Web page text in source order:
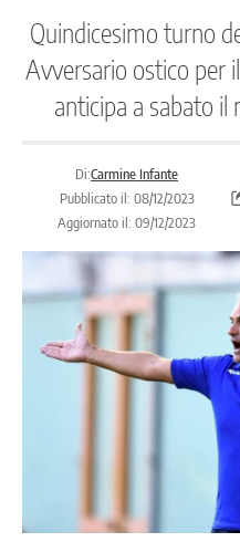
Quindicesimo turno
Avversario ostico per
anticipa a sabato il
Di:Carmine Infante
Pubblicato il: 08/12/2023
Aggiornato il: 09/12/2023